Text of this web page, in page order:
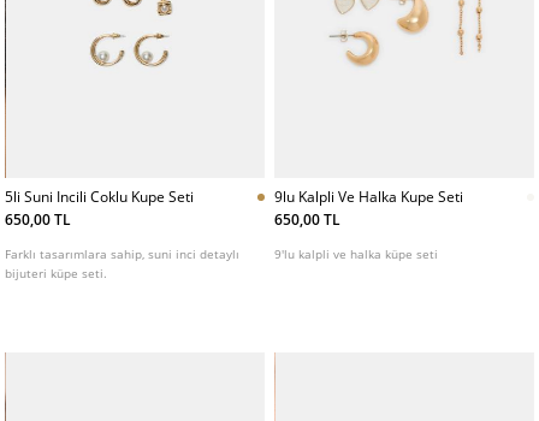
5li Suni Incili Coklu Kupe Seti
650,00 TL
Farklı tasarımlara sahip, suni inci detaylı
bijuteri küpe seti.
9lu Kalpli Ve Halka Kupe Seti
650,00 TL
9'lu kalpli ve halka küpe seti